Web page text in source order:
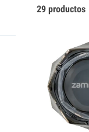
29 productos